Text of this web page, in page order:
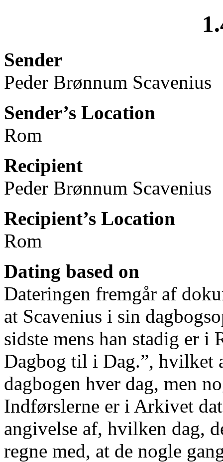
Sender
Peder Brønnum Scavenius
Sender’s Location
Rom
Recipient
Peder Brønnum Scavenius
Recipient’s Location
Rom
Dating based on
Dateringen fremgår af
at Scavenius i sin
sidste mens han stadig er
Dagbog til i Dag.”, hvilket
dagbogen hver dag, men
Indførslerne er i Arkivet
angivelse af, hvilken dag,
regne med, at de nogle